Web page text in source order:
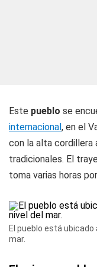
Este pueblo se
internacional, en el
con la alta cordillera
tradicionales. El
toma varias horas
El pueblo está
mar.